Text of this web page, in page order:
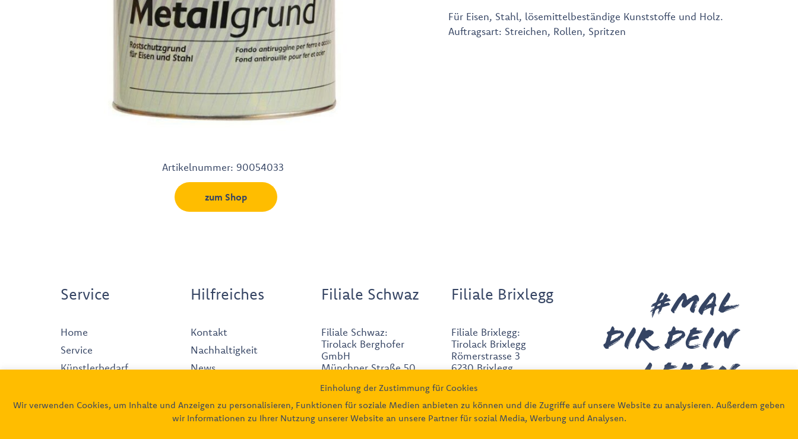
Artikelnummer: 90054033
zum Shop
Für Eisen, Stahl, lösemittelbeständige Kunststoffe und Holz.
Auftragsart: Streichen, Rollen, Spritzen
Service
Home
Service
Künstlerbedarf
Galerie
Hilfreiches
Kontakt
Nachhaltigkeit
News
Datenschutz
AGB
Filiale Schwaz
Filiale Schwaz:
Tirolack Berghofer
GmbH
Münchner Straße 50
05242/6268171
0660/3191694
Filiale Brixlegg
Filiale Brixlegg:
Tirolack Brixlegg
Römerstrasse 3
6230 Brixlegg
0664/88004422
brixlegg@tirolack.at
#MAL
DIR deiN
leben
Einholung der Zustimmung für Cookies
Wir verwenden Cookies, um Inhalte und Anzeigen zu personalisieren, Funktionen für soziale Medien anbieten zu können und die Zugriffe auf unsere Website zu analysieren. Außerdem geben
wir Informationen zu Ihrer Nutzung unserer Website an unsere Partner für sozial Media, Werbung und Analysen.